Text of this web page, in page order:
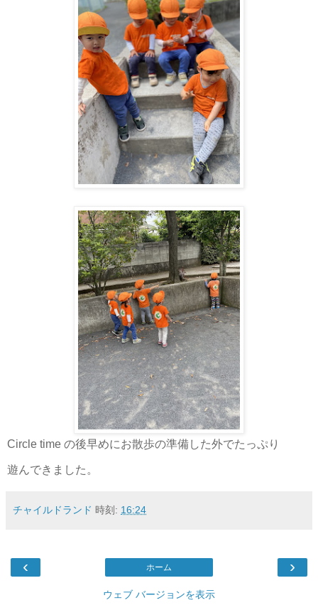
Circle time の後早めにお散歩の準備した外でたっぷり
遊んできました。
チャイルドランド 時刻: 16:24
‹ ›
ホーム
ウェブ バージョンを表示